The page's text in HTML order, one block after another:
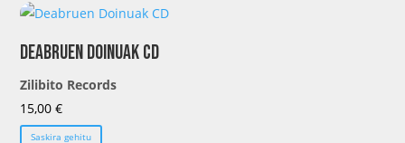
Deabruen Doinuak CD
Zilibito Records
15,00€
Saskira gehitu